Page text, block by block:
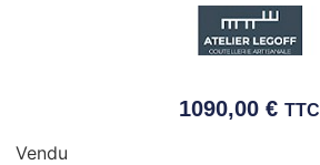
1090,00 € TTC
Vendu